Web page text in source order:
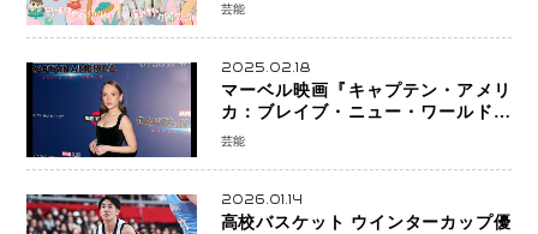
芸能
2025.02.18
マーベル映画『キャプテン・アメリ
カ：ブレイブ・ニュー・ワールド』
新ブラック・ウィドウ役のシラ・ハー
芸能
2026.01.14
高校バスケット ウインターカップ優